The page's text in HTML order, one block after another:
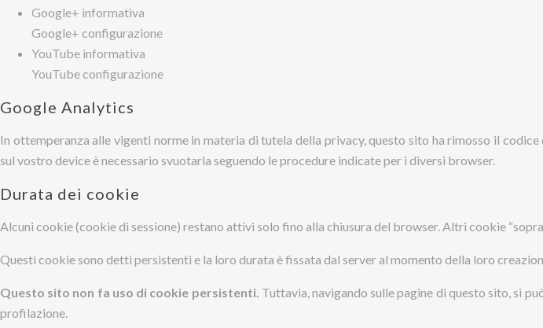
Google+ informativa
Google+ configurazione
YouTube informativa
YouTube configurazione
Google Analytics
In ottemperanza alle vigenti norme in materia di tutela della privacy, questo sito ha rimosso il
sul vostro device è necessario svuotarla seguendo le procedure indicate per i diversi browser.
Durata dei cookie
Alcuni cookie (cookie di sessione) restano attivi solo fino alla chiusura del browser. Altri cookie
Questi cookie sono detti persistenti e la loro durata è fissata dal server al momento della loro
Questo sito non fa uso di cookie persistenti. Tuttavia, navigando sulle pagine di questo sito, si
profilazione.